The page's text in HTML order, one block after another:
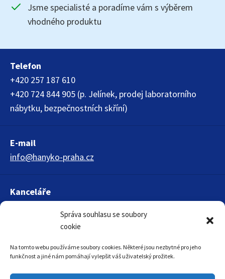
Správa souhlasu se soubory
cookie
Na tomto webu používáme soubory cookies. Některé jsou nezbytné pro jeho
funkčnost a jiné nám pomáhají vylepšit váš uživatelský prožitek.
Jsme specialisté a poradíme vám s výběrem
vhodného produktu
Telefon
+420 257 187 610
+420 724 844 905 (p. Jelínek, prodej laboratorního
nábytku, bezpečnostních skříní)
E-mail
info@hanyko-praha.cz
Kanceláře